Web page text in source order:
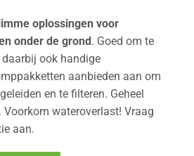
oplossingen voor
onder de grond . Goed om te
ook handige
aanbieden aan om
en te filteren. Geheel
wateroverlast! Vraag
aan.